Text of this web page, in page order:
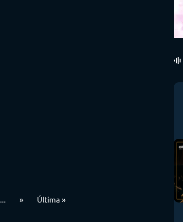
... » Última »